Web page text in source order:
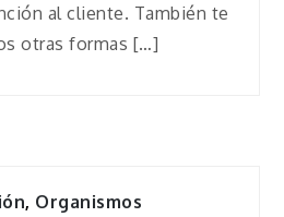
al cliente. También te
otras formas […]
, Organismos